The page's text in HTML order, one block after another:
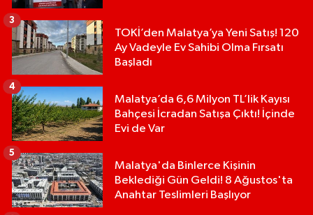
TOKİ’den Malatya’ya Yeni Satış! 120
Ay Vadeyle Ev Sahibi Olma Fırsatı
Başladı
3
Malatya’da 6,6 Milyon TL’lik Kayısı
Bahçesi İcradan Satışa Çıktı! İçinde
Evi de Var
4
Malatya'da Binlerce Kişinin
Beklediği Gün Geldi! 8 Ağustos'ta
Anahtar Teslimleri Başlıyor
5